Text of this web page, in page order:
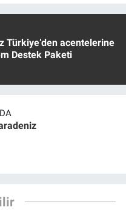
Türkiye’den acentelerine
Destek Paketi